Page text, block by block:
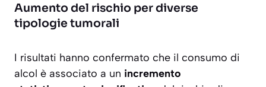
Aumento del rischio per diverse
tipologie tumorali
I risultati hanno confermato che il consumo di
alcol è associato a un incremento